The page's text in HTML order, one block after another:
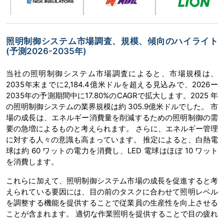
照明制御システム市場調査、規模、傾向のハイライト
(予測2026-2035年)
当社の照明制御システム市場調査によると、市場規模は、
2035年末までに2,184.4億米ドルを超える見込みで、2026ー
2035年の予測期間中に17.80%のCAGRで拡大します。2025 年
の照明制御システムの業界規模は約 305.9億米ドルでした。 市
場の成長は、エネルギー消費量を削減するための照明制御の需
要の急増によるものと考えられます。 さらに、エネルギー管理
に対する人々の意識も高まっています。 推定によると、白熱電
球は約 60 ワットの電力を消費し、LED 電球はほぼ 10 ワット
を消費します。
これらに加えて、照明制御システム市場の成長を促進すると考
えられている要因には、目の前のタスクに合わせて照明レベル
を調整する機能を提供することで従業員の生産性を向上させる
ことが含まれます。 適切な作業照明を提供することで目の疲れ